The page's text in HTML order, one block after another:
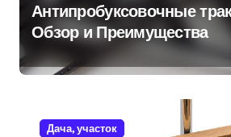
Антипробуксовочные
Обзор и Преимущества
Дача, участок